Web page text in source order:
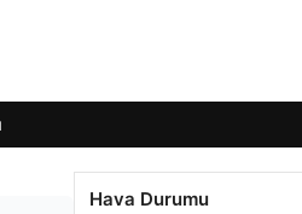
Hava Durumu